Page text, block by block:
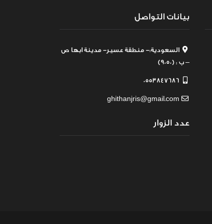
بيانات التواصل
السعودية:- منطقة عسير- مدينة ابها ص
– ب : (9050)
0553847686
ghithanjris@gmail.com
عدد الزوار